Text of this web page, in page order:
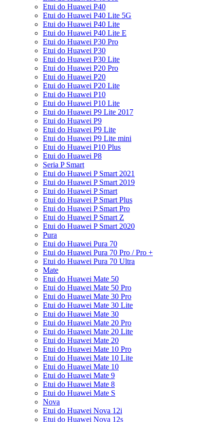
Etui do Huawei P40
Etui do Huawei P40 Lite 5G
Etui do Huawei P40 Lite
Etui do Huawei P40 Lite E
Etui do Huawei P30 Pro
Etui do Huawei P30
Etui do Huawei P30 Lite
Etui do Huawei P20 Pro
Etui do Huawei P20
Etui do Huawei P20 Lite
Etui do Huawei P10
Etui do Huawei P10 Lite
Etui do Huawei P9 Lite 2017
Etui do Huawei P9
Etui do Huawei P9 Lite
Etui do Huawei P9 Lite mini
Etui do Huawei P10 Plus
Etui do Huawei P8
Seria P Smart
Etui do Huawei P Smart 2021
Etui do Huawei P Smart 2019
Etui do Huawei P Smart
Etui do Huawei P Smart Plus
Etui do Huawei P Smart Pro
Etui do Huawei P Smart Z
Etui do Huawei P Smart 2020
Pura
Etui do Huawei Pura 70
Etui do Huawei Pura 70 Pro / Pro +
Etui do Huawei Pura 70 Ultra
Mate
Etui do Huawei Mate 50
Etui do Huawei Mate 50 Pro
Etui do Huawei Mate 30 Pro
Etui do Huawei Mate 30 Lite
Etui do Huawei Mate 30
Etui do Huawei Mate 20 Pro
Etui do Huawei Mate 20 Lite
Etui do Huawei Mate 20
Etui do Huawei Mate 10 Pro
Etui do Huawei Mate 10 Lite
Etui do Huawei Mate 10
Etui do Huawei Mate 9
Etui do Huawei Mate 8
Etui do Huawei Mate S
Nova
Etui do Huawei Nova 12i
Etui do Huawei Nova 12s